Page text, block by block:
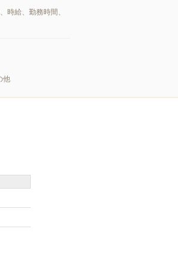
時給、勤務時間、
他